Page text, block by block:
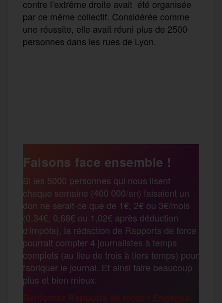
contre l’extrême droite avait été organisée
par ce même collectif. Considérée comme
une réussite, elle avait réuni plus de 2500
personnes dans les rues de Lyon.
b
o
o
k
t
e
r
l
s
a
g
e
m
r
t
a
g
e
Faisons face ensemble !
Si les 5000 personnes qui nous lisent
chaque semaine (400 000/an) faisaient un
don ne serait-ce que de 1€, 2€ ou 3€/mois
(0,34€, 0,68€ ou 1,02€ après déduction
d’impôts), la rédaction de Rapports de force
pourrait compter 4 journalistes à temps
complets (au lieu de trois à tiers temps) pour
fabriquer le journal. Et ainsi faire beaucoup
plus et bien mieux.
Renforcez Rapports de force ! Engagez-